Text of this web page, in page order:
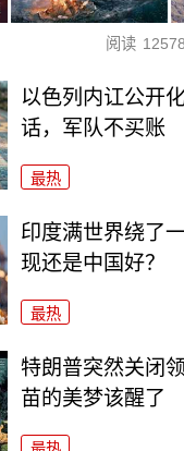
阅读 12578
以色列内讧公开
话，军队不买账
最热
印度满世界绕了
现还是中国好？
最热
特朗普突然关闭
苗的美梦该醒了